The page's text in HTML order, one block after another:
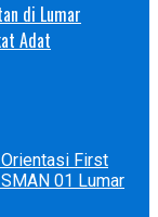
di Lumar
Adat
First
01 Lumar